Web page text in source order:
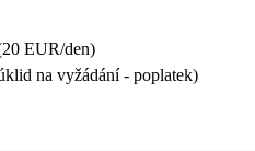
EUR/den)
na vyžádání - poplatek)